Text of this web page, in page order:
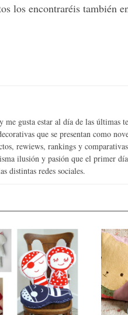
los encontraréis también
gusta estar al día de las últimas
que se presentan como
rewiews, rankings y
ilusión y pasión que el primer
distintas redes sociales.